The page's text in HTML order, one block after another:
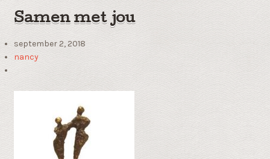
Samen met jou
september 2, 2018
nancy